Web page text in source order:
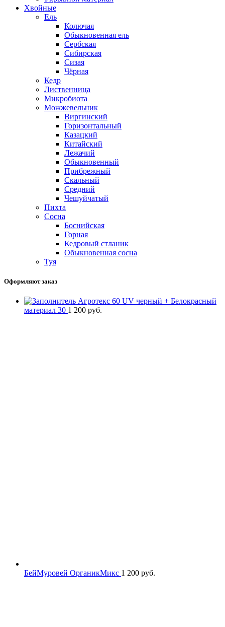
Хвойные
Ель
Колючая
Обыкновенная ель
Сербская
Сибирская
Сизая
Чёрная
Кедр
Лиственница
Микробиота
Можжевельник
Виргинский
Горизонтальный
Казацкий
Китайский
Лежачий
Обыкновенный
Прибрежный
Скальный
Средний
Чешуйчатый
Пихта
Сосна
Боснийская
Горная
Кедровый стланик
Обыкновенная сосна
Туя
Оформляют заказ
Агротекс 60 UV черный + Белокрасный
материал 30 1 200 руб.
БейМуровей ОрганикМикс 1 200 руб.